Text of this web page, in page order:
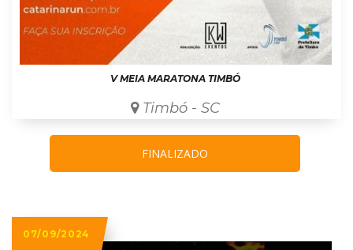
V MEIA MARATONA TIMBÓ
Timbó - SC
FINALIZADO
07/09/2024